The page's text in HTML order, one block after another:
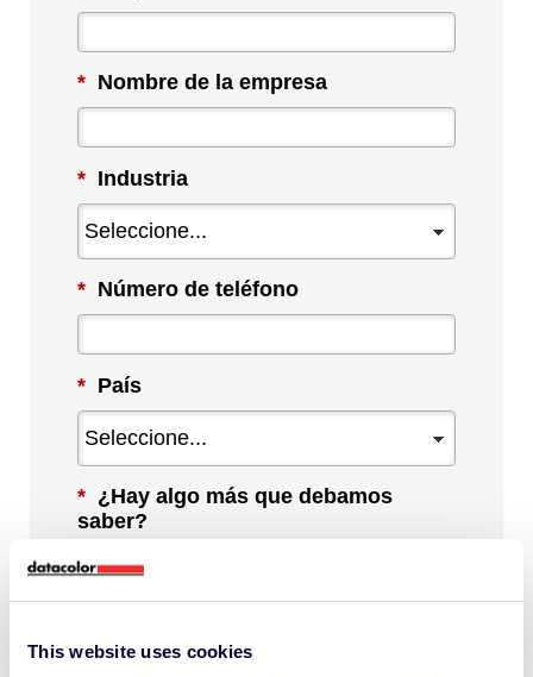
This website uses cookies
* Nombre de la empresa
* Industria
* Número de teléfono
* País
* ¿Hay algo más que debamos
saber?